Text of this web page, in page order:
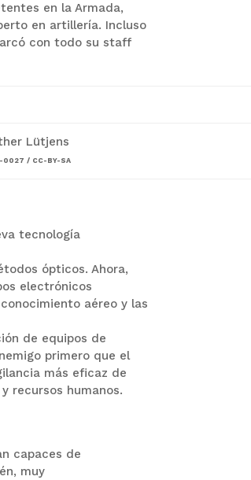
en la Armada,
en artillería. Incluso
con todo su staff
Lütjens
0027 / CC-BY-SA
tecnología
ópticos.Ahora,
electrónicos
aéreo y las
de equipos de
primero que el
más eficaz de
recursos humanos.
capaces de
muy